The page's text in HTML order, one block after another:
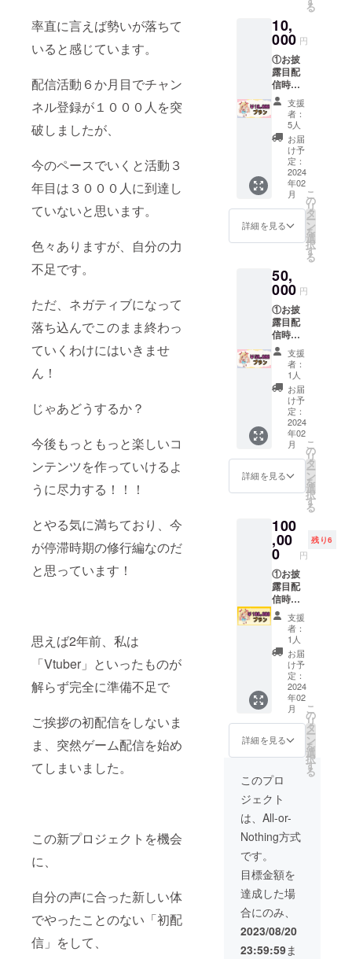
率直に言えば勢いが落ちて
いると感じています。
配信活動６か月目でチャン
ネル登録が１０００人を突
破しましたが、
今のペースでいくと活動３
年目は３０００人に到達し
ていないと思います。
色々ありますが、自分の力
不足です。
ただ、ネガティブになって
落ち込んでこのまま終わっ
ていくわけにはいきませ
ん！
じゃあどうするか？
今後もっともっと楽しいコ
ンテンツを作っていけるよ
うに尽力する！！！
とやる気に満ちており、今
が停滞時期の修行編なのだ
と思っています！
思えば2年前、私は
「Vtuber」といったものが
解らず完全に準備不足で
ご挨拶の初配信をしないま
ま、突然ゲーム配信を始め
てしまいました。
この新プロジェクトを機会
に、
自分の声に合った新しい体
でやったことのない「初配
信」をして、
ださ
い。 ②
特別仕
様のお
礼メッ
セージ
（デジ
タル）×
１ メー
ルで送
りま
す。
る
10,
000 円
①お披
露目配
信時に
クレ
ジット
表記 ②
特別仕
様お礼
メッ
セージ
（デジ
タル）×
１ ③直
筆サイ
ン入り
手書き
セージ
カード×
１ ④ミ
ニサイ
ン色紙×
１
ｰｰｰｰｰｰｰ
ｰｰｰｰｰ ①
クレ
ジット
掲載時
に載せ
るお名
前を、
ご支援
時に必
ず備考
い。 ②
メール
で送り
ます。
③④は
一緒に
発送い
たしま
す。 発
送方法
は2種類
からお
選び頂
けま
す。 ど
ちらを
ご希望
が備考
さい。
A．匿名
発送ご
希望の
場合 外
部サイ
er」に
ご登録
頂くこ
とでお
互い匿
名で送
ること
支援
者：
5人
お届
け予
定：
2024
年02
月
詳細を見る
こ
の
リ
タ
ー
ン
を
選
択
す
る
50,
000 円
①お披
露目配
信時に
クレ
ジット
表記 ②
特別仕
様お礼
メッ
セージ
（デジ
タル）×
１ ③直
筆サイ
ン入り
メッ
カード×
１ ④ミ
ニサイ
ン色紙×
１ ⑤新
Live2D
モデル
アクリ
ルスタ
ンド
（非売
品）×１
ｰｰｰｰｰｰｰ
ｰｰｰｰｰ ①
クレ
ジット
掲載時
に載せ
るお名
前を、
ご支援
時に必
ず備考
欄から
教えて
くださ
で送り
ます。
③④⑤
は一緒
に発送
いたし
ます。
支援
者：
1人
お届
け予
定：
2024
年02
月
詳細を見る
こ
の
リ
タ
ー
ン
を
選
択
す
る
100
,00
0 円
残り6
①お披
露目配
信時に
クレ
ジット
表記 ②
特別仕
様お礼
メッ
セージ
（デジ
タル）×
１ ③直
筆サイ
ン入り
メッ
セージ
カード×
１ ④新
Live2D
モデル
アクリ
（非売
品）×１
⑤ミニ
サイン
色紙×１
⑥しろ
いちご
支援
者：
1人
お届
け予
定：
2024
年02
月
詳細を見る
こ
の
リ
タ
ー
ン
を
選
択
す
る
このプロ
ジェクト
は、All-or-
Nothing方式
です。
目標金額を
達成した場
合にのみ、
2023/08/20
23:59:59ま